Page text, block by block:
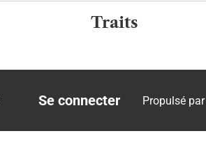
Traits
account
Se connecter Propulsé par